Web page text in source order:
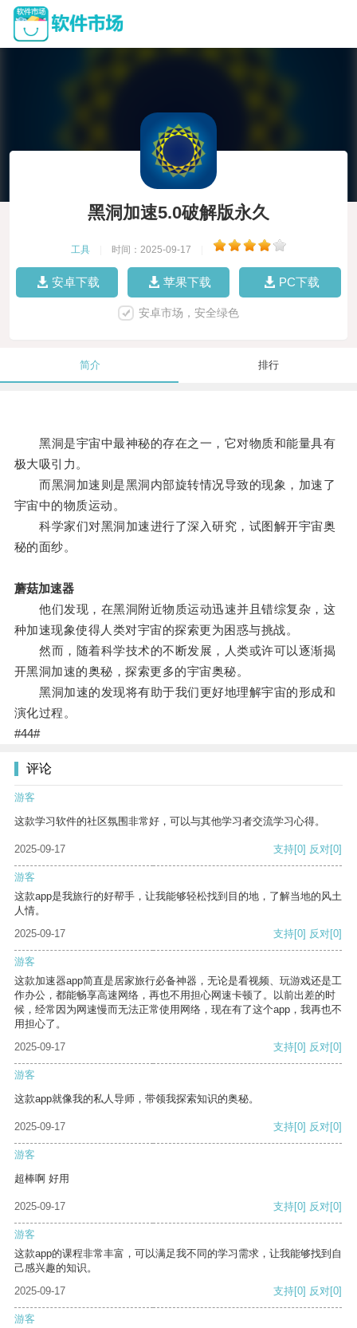
黑洞加速5.0破解版永久
工具 时间：2025-09-17
安卓下载 苹果下载 PC下载
安卓市场，安全绿色
简介 排行
黑洞是宇宙中最神秘的存在之一，它对物质和能量具有
极大吸引力。
而黑洞加速则是黑洞内部旋转情况导致的现象，加速了
宇宙中的物质运动。
科学家们对黑洞加速进行了深入研究，试图解开宇宙奥
秘的面纱。
蘑菇加速器
他们发现，在黑洞附近物质运动迅速并且错综复杂，这
种加速现象使得人类对宇宙的探索更为困惑与挑战。
然而，随着科学技术的不断发展，人类或许可以逐渐揭
开黑洞加速的奥秘，探索更多的宇宙奥秘。
黑洞加速的发现将有助于我们更好地理解宇宙的形成和
演化过程。
#44#
评论
游客
这款学习软件的社区氛围非常好，可以与其他学习者交流学习心得。
2025-09-17 支持[0] 反对[0]
游客
这款app是我旅行的好帮手，让我能够轻松找到目的地，了解当地的风土
人情。
2025-09-17
支持[0] 反对[0]
游客
这款加速器app简直是居家旅行必备神器，无论是看视频、玩游戏还是工
作办公，都能畅享高速网络，再也不用担心网速卡顿了。以前出差的时
候，经常因为网速慢而无法正常使用网络，现在有了这个app，我再也不
用担心了。
2025-09-17
支持[0] 反对[0]
游客
这款app就像我的私人导师，带领我探索知识的奥秘。
2025-09-17 支持[0] 反对[0]
游客
超棒啊 好用
2025-09-17 支持[0] 反对[0]
游客
这款app的课程非常丰富，可以满足我不同的学习需求，让我能够找到自
己感兴趣的知识。
2025-09-17
支持[0] 反对[0]
游客